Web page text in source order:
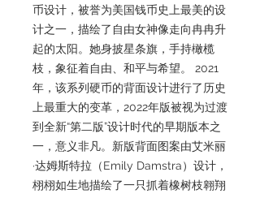
币设计，被誉为美国钱币史上最美的设
计之一，描绘了自由女神像走向冉冉升
起的太阳。她身披星条旗，手持橄榄
枝，象征着自由、和平与希望。 2021
年，该系列硬币的背面设计进行了历史
上最重大的变革，2022年版被视为过渡
到全新“第二版”设计时代的早期版本之
一，意义非凡。新版背面图案由艾米丽
·达姆斯特拉（Emily Damstra）设计，
栩栩如生地描绘了一只抓着橡树枝翱翔